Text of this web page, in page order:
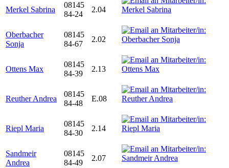
Merkel Sabrina
08145
84-24
2.04
Oberbacher
Sonja
08145
84-67
2.02
Ottens Max
08145
84-39
2.13
Reuther Andrea
08145
84-48
E.08
Riepl Maria
08145
84-30
2.14
Sandmeir
Andrea
08145
84-49
2.07